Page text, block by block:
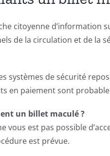
citoyenne
de la circulation et de la
systèmes de sécurité
en paiement sont
un billet maculé ?
vous est pas possible
est prévue.